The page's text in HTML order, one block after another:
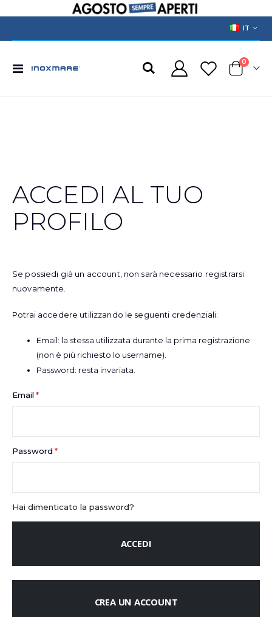
LANGUAGE
IT
Toggle
Cart
0prodotti
ACCEDI AL TUO
PROFILO
Se possiedi già un account, non sarà necessario registrarsi
nuovamente.
Potrai accedere utilizzando le seguenti credenziali:
Email: la stessa utilizzata durante la prima registrazione
(non è più richiesto lo username).
Password: resta invariata.
Email
Password
Hai dimenticato la password?
ACCEDI
CREA UN ACCOUNT